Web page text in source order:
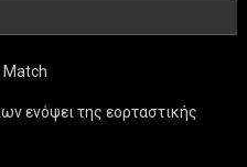
Match
ενόψει της εορταστικής